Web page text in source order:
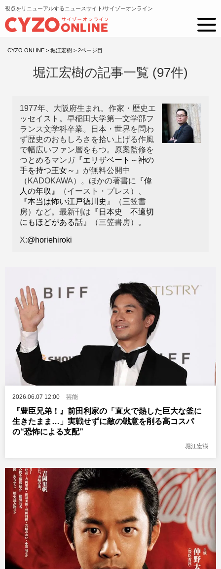
視点をリニューアルするニュースサイト/サイゾーオンライン
CYZO ONLINE > 堀江宏樹 > 2ページ目
堀江宏樹の記事一覧 (97件)
1977年、大阪府生まれ。作家・歴史エ
ッセイスト。早稲田大学第一文学部フ
ランス文学科卒業。日本・世界を問わ
ず歴史のおもしろさを拾い上げる作風
で幅広いファン層をもつ。原案監修を
つとめるマンガ『エリザベート～神の
手を持つ王女～』 が無料公開中
（KADOKAWA）。ほかの著書に
『偉
人の年収』
（イースト・プレス）、
『本当は怖い江戸徳川史』
（三笠書
房）など。最新刊は 『日本史 不適切
にもほどがある話』
（三笠書房）。
X:@horiehiroki
2026.06.07 12:00 芸能
『豊臣兄弟！』前田利家の「直火で熱した巨大な釜に
生きたまま…」実戦せずに敵の戦意を削る高コスパ
の“恐怖による支配”
堀江宏樹